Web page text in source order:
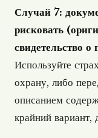
Случай 7:
рисковать
свидетельство о
Используйте
охрану, либо
описанием
крайний вариант,